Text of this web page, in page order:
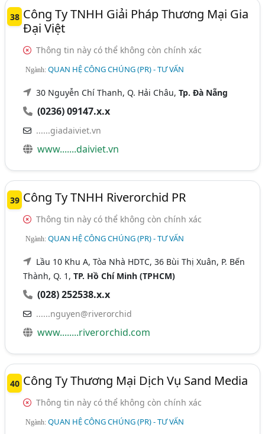
38 Công Ty TNHH Giải Pháp Thương Mại Gia
Đại Việt
Thông tin này có thể không còn chính xác
Ngành:QUAN HỆ CÔNG CHÚNG (PR) - TƯ VẤN
30 Nguyễn Chí Thanh, Q. Hải Châu,Tp. Đà Nẵng
(0236) 09147.x.x
......giadaiviet.vn
www.......daiviet.vn
39 Công Ty TNHH Riverorchid PR
Thông tin này có thể không còn chính xác
Ngành:QUAN HỆ CÔNG CHÚNG (PR) - TƯ VẤN
Lầu 10 Khu A, Tòa Nhà HDTC, 36 Bùi Thị Xuân, P. Bến
Thành, Q. 1,TP. Hồ Chí Minh (TPHCM)
(028) 252538.x.x
......nguyen@riverorchid
www........riverorchid.com
40 Công Ty Thương Mại Dịch Vụ Sand Media
Thông tin này có thể không còn chính xác
Ngành:QUAN HỆ CÔNG CHÚNG (PR) - TƯ VẤN